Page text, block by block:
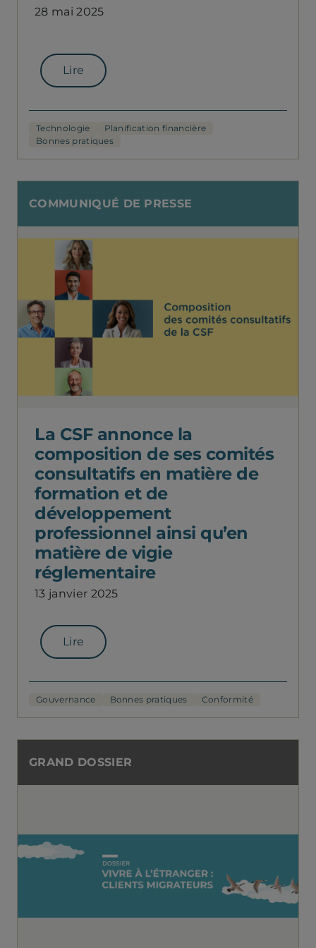
28 mai 2025
Lire
Technologie
Planification financière
Bonnes pratiques
COMMUNIQUÉ DE PRESSE
La CSF annonce la
composition de ses comités
consultatifs en matière de
formation et de
développement
professionnel ainsi qu’en
matière de vigie
réglementaire
13 janvier 2025
Lire
Gouvernance Bonnes pratiques Conformité
GRAND DOSSIER